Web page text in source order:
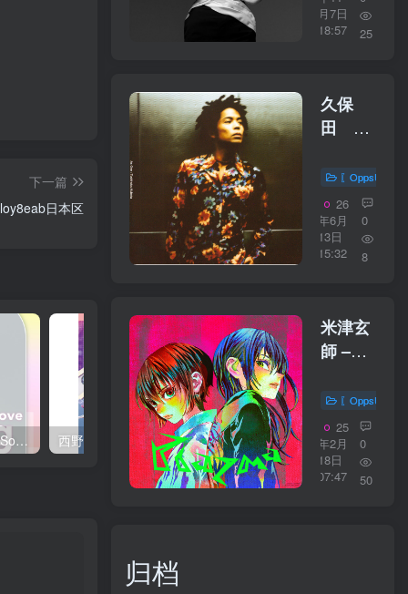
下一篇
日本区
西野 カナ – Spring Love Song Selection【44.1kHz／16bit】日本区 西野 カナ – Special Live ＂Christmas Magic＂【48kHz／24bit】日本区
／
16bit】
月7日
18:57
25
久保
田 利
One【
／
16bit】
日本区
〖OppsUplus
26
年6月
13日
15:32
0
8
米津玄
師 –
／
24bit】
日本区
〖OppsUplus
25
年2月
18日
07:47
0
50
归档